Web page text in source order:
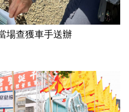
場查獲車手送辦